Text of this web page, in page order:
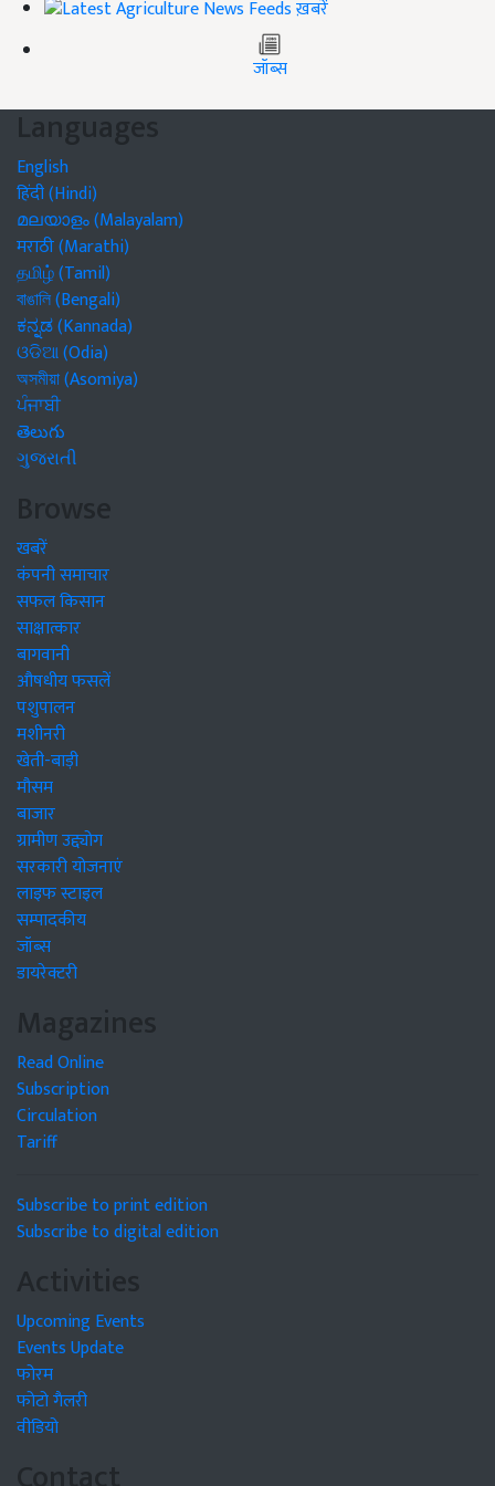
ख़बरें
जॉब्स
Languages
English
हिंदी (Hindi)
മലയാളം (Malayalam)
मराठी (Marathi)
தமிழ் (Tamil)
বাঙালি (Bengali)
ಕನ್ನಡ (Kannada)
ଓଡିଆ (Odia)
অসমীয়া (Asomiya)
ਪੰਜਾਬੀ
తెలుగు
ગુજરાતી
Browse
खबरें
कंपनी समाचार
सफल किसान
साक्षात्कार
बागवानी
औषधीय फसलें
पशुपालन
मशीनरी
खेती-बाड़ी
मौसम
बाजार
ग्रामीण उद्द्योग
सरकारी योजनाएं
लाइफ स्टाइल
सम्पादकीय
जॉब्स
डायरेक्टरी
Magazines
Read Online
Subscription
Circulation
Tariff
Subscribe to print edition
Subscribe to digital edition
Activities
Upcoming Events
Events Update
फोरम
फोटो गैलरी
वीडियो